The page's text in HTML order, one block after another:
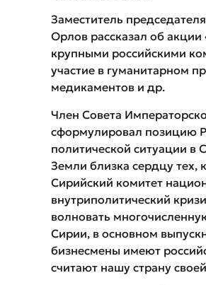
Заместитель
Орлов рассказал об акции
крупными российскими
участие в гуманитарном
медикаментов и др.
Член Совета
сформулировал позицию
политической ситуации в
Земли близка сердцу тех,
Сирийский комитет
внутриполитический
волновать
Сирии, в основном
бизнесмены имеют
считают нашу страну